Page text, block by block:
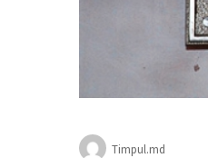
Timpul.md